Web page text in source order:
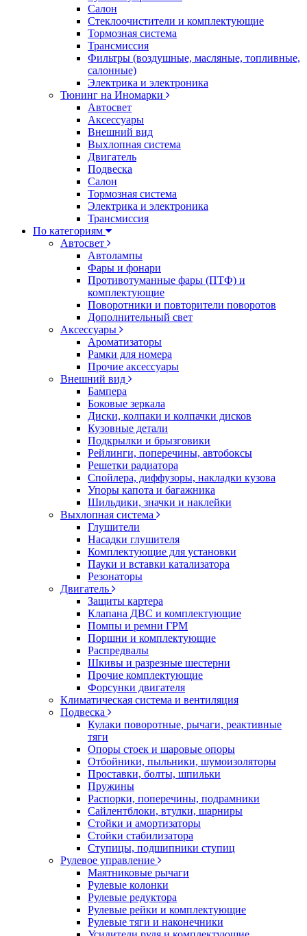
Салон
Стеклоочистители и комплектующие
Тормозная система
Трансмиссия
Фильтры (воздушные, масляные, топливные,
салонные)
Электрика и электроника
Тюнинг на Иномарки
Автосвет
Аксессуары
Внешний вид
Выхлопная система
Двигатель
Подвеска
Салон
Тормозная система
Электрика и электроника
Трансмиссия
По категориям
Автосвет
Автолампы
Фары и фонари
Противотуманные фары (ПТФ) и
комплектующие
Поворотники и повторители поворотов
Дополнительный свет
Аксессуары
Ароматизаторы
Рамки для номера
Прочие аксессуары
Внешний вид
Бампера
Боковые зеркала
Диски, колпаки и колпачки дисков
Кузовные детали
Подкрылки и брызговики
Рейлинги, поперечины, автобоксы
Решетки радиатора
Спойлера, диффузоры, накладки кузова
Упоры капота и багажника
Шильдики, значки и наклейки
Выхлопная система
Глушители
Насадки глушителя
Комплектующие для установки
Пауки и вставки катализатора
Резонаторы
Двигатель
Защиты картера
Клапана ДВС и комплектующие
Помпы и ремни ГРМ
Поршни и комплектующие
Распредвалы
Шкивы и разрезные шестерни
Прочие комплектующие
Форсунки двигателя
Климатическая система и вентиляция
Подвеска
Кулаки поворотные, рычаги, реактивные
тяги
Опоры стоек и шаровые опоры
Отбойники, пыльники, шумоизоляторы
Проставки, болты, шпильки
Пружины
Распорки, поперечины, подрамники
Сайлентблоки, втулки, шарниры
Стойки и амортизаторы
Стойки стабилизатора
Ступицы, подшипники ступиц
Рулевое управление
Маятниковые рычаги
Рулевые колонки
Рулевые редуктора
Рулевые рейки и комплектующие
Рулевые тяги и наконечники